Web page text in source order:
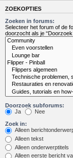
ZOEKOPTIES
Zoeken in forums:
Selecteer het forum of de
doorzocht als je
Doorzoek subforums:
Ja
Nee
Zoek in:
Alleen
Alleen tekst
Alleen onderwerptitels
Alleen eerste bericht